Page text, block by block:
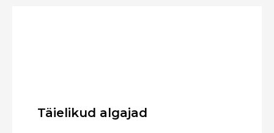
Täielikud algajad